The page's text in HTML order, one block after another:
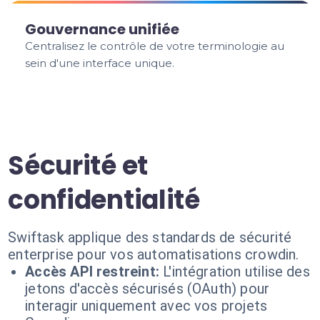
Gouvernance unifiée
Centralisez le contrôle de votre terminologie au
sein d'une interface unique.
Sécurité et
confidentialité
Swiftask applique des standards de sécurité
enterprise pour vos automatisations crowdin.
Accès API restreint: L'intégration utilise des
jetons d'accès sécurisés (OAuth) pour
interagir uniquement avec vos projets